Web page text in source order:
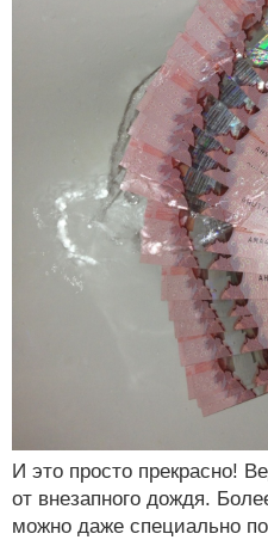
И это просто прекрасно!
от внезапного дождя.
можно даже специально